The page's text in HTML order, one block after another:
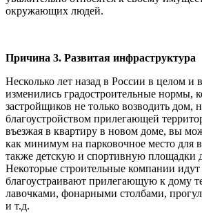
окружающих людей.
Причина 3. Развитая инфраструктура
Несколько лет назад в России в целом и
изменились градостроительные нормы,
застройщиков не только возводить дом,
благоустройством прилегающей
въезжая в квартиру в новом доме, вы
как минимум на парковочное место для
также детскую и спортивную площадки
Некоторые строительные компании
благоустраивают прилегающую к дому
лавочками, фонарными столбами,
и т.д.